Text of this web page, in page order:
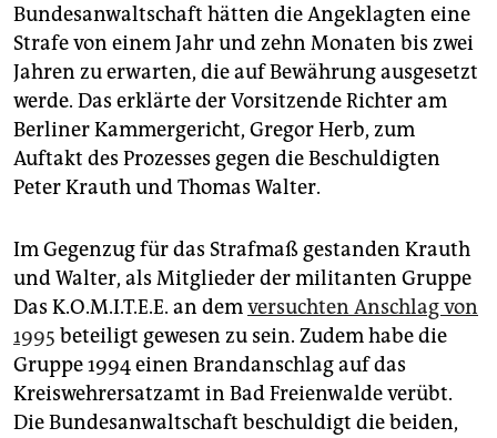
Bundesanwaltschaft hätten die Angeklagten eine
Strafe von einem Jahr und zehn Monaten bis zwei
Jahren zu erwarten, die auf Bewährung ausgesetzt
werde. Das erklärte der Vorsitzende Richter am
Berliner Kammergericht, Gregor Herb, zum
Auftakt des Prozesses gegen die Beschuldigten
Peter Krauth und Thomas Walter.
Im Gegenzug für das Strafmaß gestanden Krauth
und Walter, als Mitglieder der militanten Gruppe
Das K.O.M.I.T.E.E. an demversuchten Anschlag von
1995 beteiligt gewesen zu sein. Zudem habe die
Gruppe 1994 einen Brandanschlag auf das
Kreiswehrersatzamt in Bad Freienwalde verübt.
Die Bundesanwaltschaft beschuldigt die beiden,